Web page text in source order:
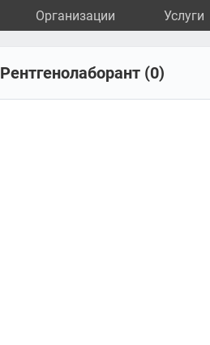
Организации Услуги
Рентгенолаборант (0)